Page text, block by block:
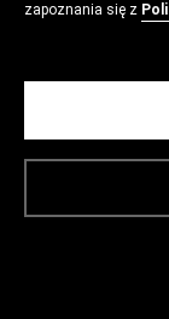
zapoznania się z